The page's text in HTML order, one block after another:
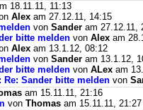
18.11.11, 11:13
Alex am 27.12.11, 14:15
von Sander am 27.12.11,
bitte melden von Alex am
Alex am 13.1.12, 08:12
von Sander am 13.1.12,
bitte melden von ALex am
Re: Sander bitte melden von
am 15.11.11, 21:16
von Thomas am 15.11.11, 21:27